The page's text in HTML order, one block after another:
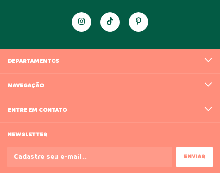
DEPARTAMENTOS
NAVEGAÇÃO
ENTRE EM CONTATO
NEWSLETTER